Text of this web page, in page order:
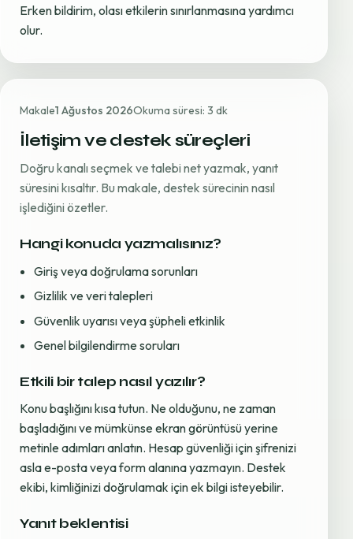
Erken bildirim, olası etkilerin sınırlanmasına yardımcı
olur.
Makale1 Ağustos 2026Okuma süresi: 3 dk
İletişim ve destek süreçleri
Doğru kanalı seçmek ve talebi net yazmak, yanıt
süresini kısaltır. Bu makale, destek sürecinin nasıl
işlediğini özetler.
Hangi konuda yazmalısınız?
Giriş veya doğrulama sorunları
Gizlilik ve veri talepleri
Güvenlik uyarısı veya şüpheli etkinlik
Genel bilgilendirme soruları
Etkili bir talep nasıl yazılır?
Konu başlığını kısa tutun. Ne olduğunu, ne zaman
başladığını ve mümkünse ekran görüntüsü yerine
metinle adımları anlatın. Hesap güvenliği için şifrenizi
asla e-posta veya form alanına yazmayın. Destek
ekibi, kimliğinizi doğrulamak için ek bilgi isteyebilir.
Yanıt beklentisi